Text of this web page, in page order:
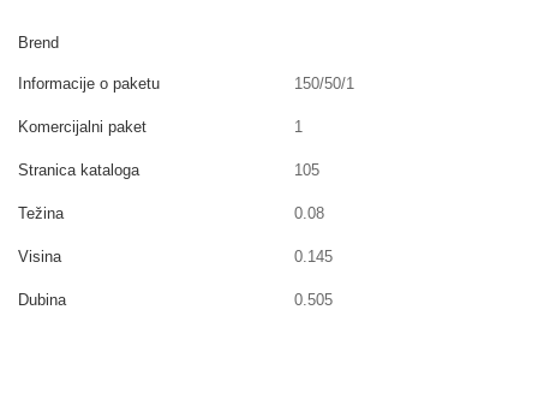
Brend
Informacije o paketu 150/50/1
Komercijalni paket 1
Stranica kataloga 105
Težina 0.08
Visina 0.145
Dubina 0.505